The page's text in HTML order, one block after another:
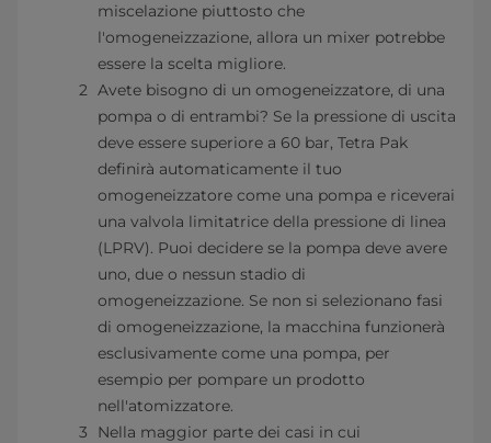
miscelazione piuttosto che
l'omogeneizzazione, allora un mixer potrebbe
essere la scelta migliore.
Avete bisogno di un omogeneizzatore, di una
pompa o di entrambi? Se la pressione di uscita
deve essere superiore a 60 bar, Tetra Pak
definirà automaticamente il tuo
omogeneizzatore come una pompa e riceverai
una valvola limitatrice della pressione di linea
(LPRV). Puoi decidere se la pompa deve avere
uno, due o nessun stadio di
omogeneizzazione. Se non si selezionano fasi
di omogeneizzazione, la macchina funzionerà
esclusivamente come una pompa, per
esempio per pompare un prodotto
nell'atomizzatore.
Nella maggior parte dei casi in cui